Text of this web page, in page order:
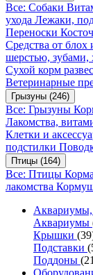
Все: Собаки
ухода Лежаки,
Переноски
Средства от блох
шерстью, зубами,
Сухой корм развес
Ветеринарные
Грызуны (246)
Все: Грызуны
Лакомства,
Клетки и
подстилки
Птицы (164)
Все: Птицы Корма
лакомства
Аквариумы
Крышки
Подставки
Поддоны